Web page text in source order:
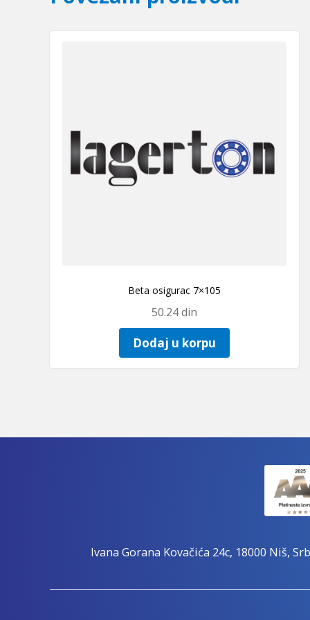
Beta osigurac 7×105
50.24din
Dodaj u korpu
Ivana Gorana Kovačića 24c, 18000 Niš,